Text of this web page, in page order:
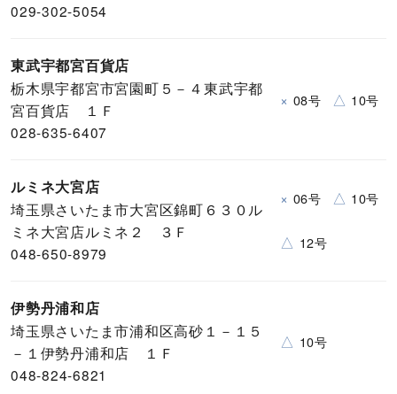
029-302-5054
東武宇都宮百貨店
栃木県宇都宮市宮園町５－４東武宇都
宮百貨店 １Ｆ
028-635-6407
× 08号 △ 10号
ルミネ大宮店
埼玉県さいたま市大宮区錦町６３０ル
ミネ大宮店ルミネ２ ３Ｆ
048-650-8979
× 06号 △ 10号
△ 12号
伊勢丹浦和店
埼玉県さいたま市浦和区高砂１－１５
－１伊勢丹浦和店 １Ｆ
048-824-6821
△ 10号